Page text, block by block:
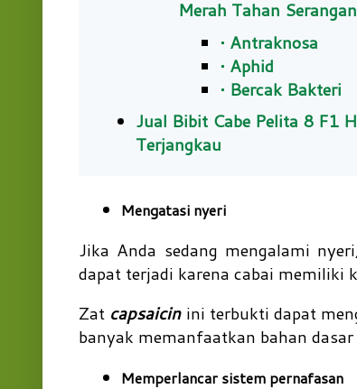
Merah Tahan
• Antraknosa
• Aphid
• Bercak Bakteri
Jual Bibit Cabe Pelita 8 F1
Terjangkau
Mengatasi nyeri
Jika Anda sedang mengalami
dapat terjadi karena cabai memiliki
Zat capsaicinini terbukti dapat
banyak memanfaatkan bahan
Memperlancar sistem pernafasan